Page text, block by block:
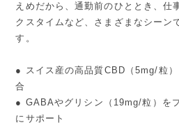
えめだから、通勤前のひととき、仕
クスタイムなど、さまざまなシーン
す。
● スイス産の高品質CBD（5mg/粒
合
● GABAやグリシン（19mg/粒）を
にサポート